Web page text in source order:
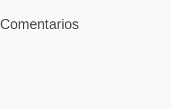
Comentarios